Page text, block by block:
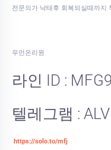
전문의가 낙태후 회복되실때까지
우먼온리원
라인 ID :
텔레그램 :
https://solo.to/mfj